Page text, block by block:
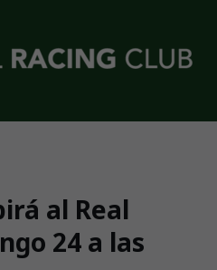
al Real
24 a las